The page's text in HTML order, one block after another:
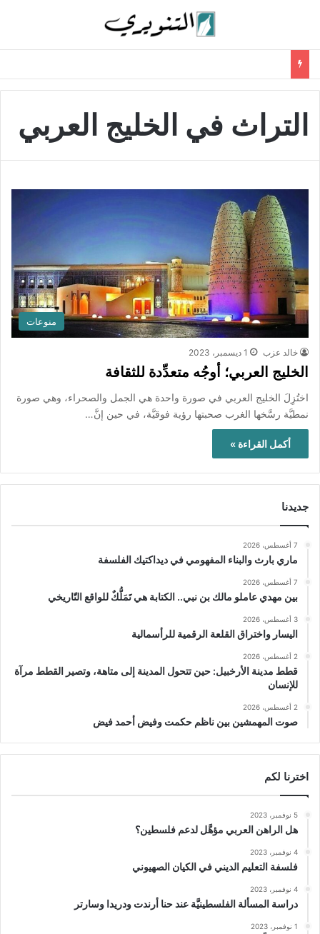
التراث في الخليج العربي
منوعات
خالد عزب 1 ديسمبر، 2023
الخليج العربي؛ أوجُه متعدِّدة للثقافة
اختُزِلَ الخليج العربي في صورة واحدة هي الجمل والصحراء، وهي صورة
نمطيَّة رسَّخها الغرب صحبتها رؤية فوقيَّة، في حين إنَّ…
أكمل القراءة »
جديدنا
7 أغسطس، 2026
ماري بارث والبناء المفهومي في ديداكتيك الفلسفة
7 أغسطس، 2026
بين مهدي عاملو مالك بن نبي.. الكتابة هي تَمَلُّكٌ للواقع التّاريخي
3 أغسطس، 2026
اليسار واختراق القلعة الرقمية للرأسمالية
2 أغسطس، 2026
قطط مدينة الأرخبيل: حين تتحول المدينة إلى متاهة، وتصير القطط مرآة
للإنسان
2 أغسطس، 2026
صوت المهمشين بين ناظم حكمت وفيض أحمد فيض
اخترنا لكم
5 نوفمبر، 2023
هل الراهن العربي مؤهَّل لدعم فلسطين؟
4 نوفمبر، 2023
فلسفة التعليم الديني في الكيان الصهيوني
4 نوفمبر، 2023
دراسة المسألة الفلسطينيَّة عند حنا أرندت ودريدا وسارتر
1 نوفمبر، 2023